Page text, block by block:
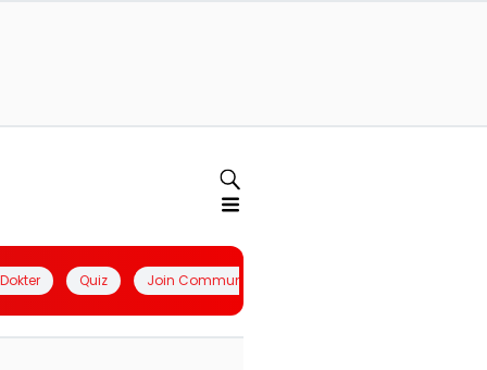
Quiz Join Community